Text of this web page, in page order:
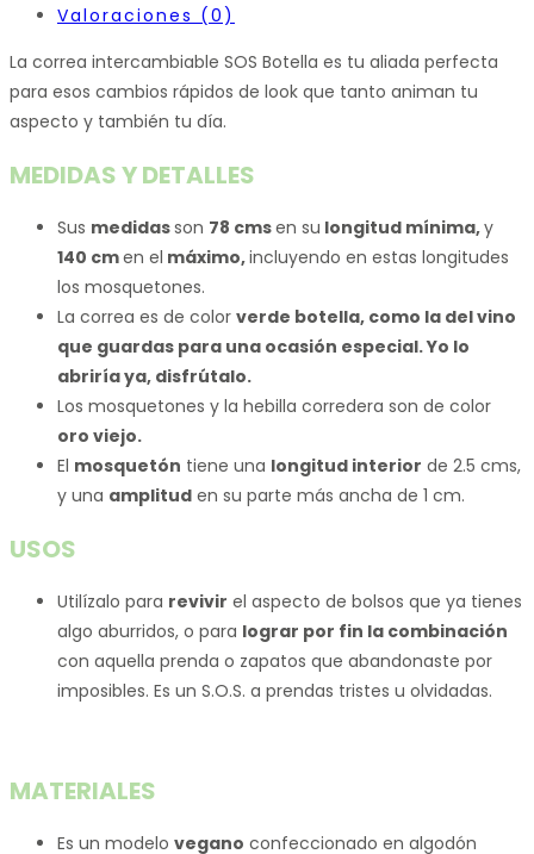
Valoraciones (0)
La correa intercambiable SOS Botella es tu aliada perfecta
para esos cambios rápidos de look que tanto animan tu
aspecto y también tu día.
MEDIDAS Y DETALLES
Sus medidasson 78 cmsen su longitud mínima,y
140 cmen el máximo,incluyendo en estas longitudes
los mosquetones.
La correa es de color verde botella, como la del vino
que guardas para una ocasión especial. Yo lo
abriría ya, disfrútalo.
Los mosquetones y la hebilla corredera son de color
oro viejo.
El mosquetón tiene una longitud interior de 2.5 cms,
y una amplitud en su parte más ancha de 1 cm.
USOS
Utilízalo para revivir el aspecto de bolsos que ya tienes
algo aburridos, o para lograr por fin la combinación
con aquella prenda o zapatos que abandonaste por
imposibles. Es un S.O.S. a prendas tristes u olvidadas.
MATERIALES
Es un modelo vegano confeccionado en algodón